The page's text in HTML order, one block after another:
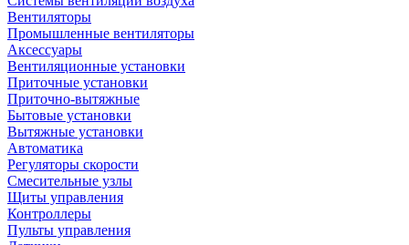
Вентиляторы
Промышленные вентиляторы
Аксессуары
Вентиляционные установки
Приточные установки
Приточно-вытяжные
Бытовые установки
Вытяжные установки
Автоматика
Регуляторы скорости
Смесительные узлы
Щиты управления
Контроллеры
Пульты управления